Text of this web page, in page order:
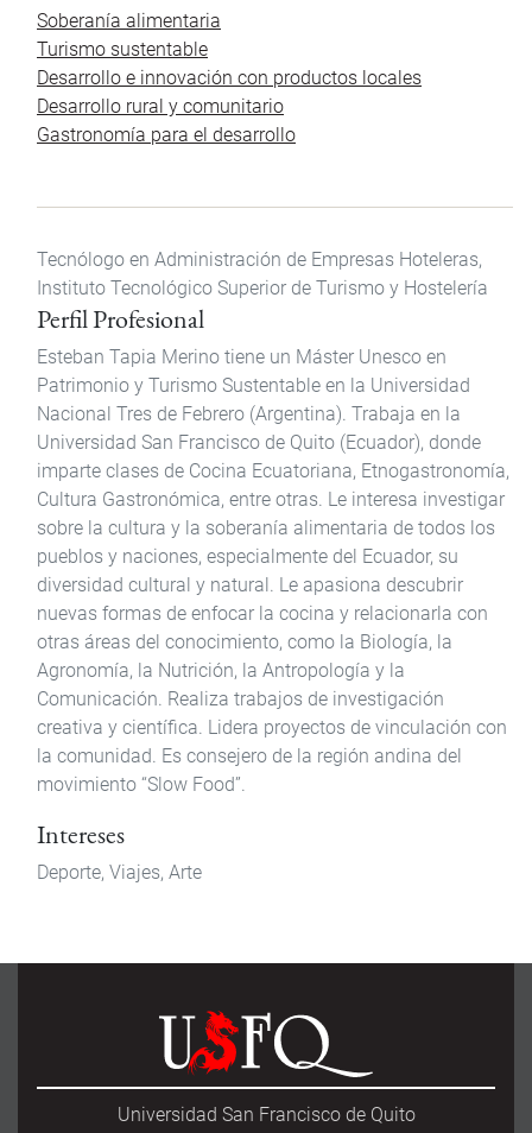
Soberanía alimentaria
Turismo sustentable
Desarrollo e innovación con productos locales
Desarrollo rural y comunitario
Gastronomía para el desarrollo
Tecnólogo en Administración de Empresas Hoteleras,
Instituto Tecnológico Superior de Turismo y Hostelería
Perfil Profesional
Esteban Tapia Merino tiene un Máster Unesco en
Patrimonio y Turismo Sustentable en la Universidad
Nacional Tres de Febrero (Argentina). Trabaja en la
Universidad San Francisco de Quito (Ecuador), donde
imparte clases de Cocina Ecuatoriana, Etnogastronomía,
Cultura Gastronómica, entre otras. Le interesa investigar
sobre la cultura y la soberanía alimentaria de todos los
pueblos y naciones, especialmente del Ecuador, su
diversidad cultural y natural. Le apasiona descubrir
nuevas formas de enfocar la cocina y relacionarla con
otras áreas del conocimiento, como la Biología, la
Agronomía, la Nutrición, la Antropología y la
Comunicación. Realiza trabajos de investigación
creativa y científica. Lidera proyectos de vinculación con
la comunidad. Es consejero de la región andina del
movimiento “Slow Food”.
Intereses
Deporte, Viajes, Arte
Universidad San Francisco de Quito